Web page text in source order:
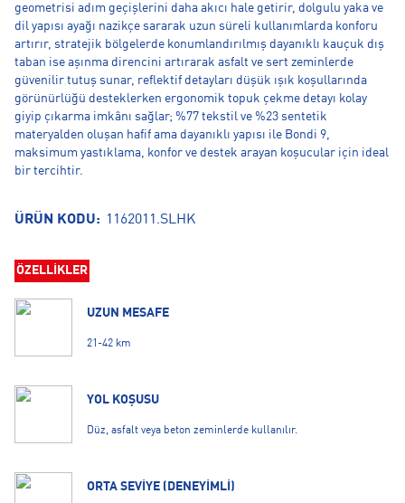
geometrisi adım geçişlerini daha akıcı hale getirir, dolgulu yaka ve
dil yapısı ayağı nazikçe sararak uzun süreli kullanımlarda konforu
artırır, stratejik bölgelerde konumlandırılmış dayanıklı kauçuk dış
taban ise aşınma direncini artırarak asfalt ve sert zeminlerde
güvenilir tutuş sunar, reflektif detayları düşük ışık koşullarında
görünürlüğü desteklerken ergonomik topuk çekme detayı kolay
giyip çıkarma imkânı sağlar; %77 tekstil ve %23 sentetik
materyalden oluşan hafif ama dayanıklı yapısı ile Bondi 9,
maksimum yastıklama, konfor ve destek arayan koşucular için ideal
bir tercihtir.
ÜRÜN KODU: 1162011.SLHK
ÖZELLİKLER
UZUN MESAFE
21-42 km
YOL KOŞUSU
Düz, asfalt veya beton zeminlerde kullanılır.
ORTA SEVİYE (DENEYİMLİ)